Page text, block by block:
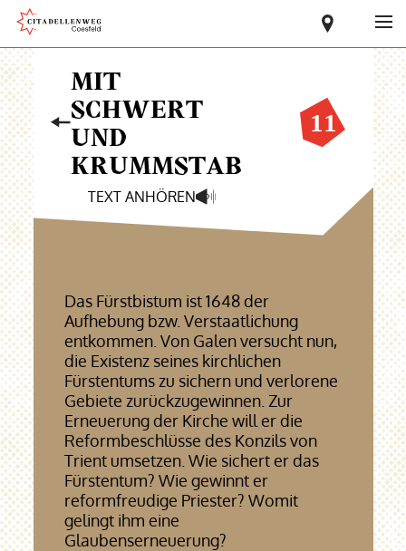
MIT
SCHWERT
UND
KRUMMSTAB
TEXT ANHÖREN
Das Fürstbistum ist 1648 der
Aufhebung bzw. Verstaatlichung
entkommen. Von Galen versucht nun,
die Existenz seines kirchlichen
Fürstentums zu sichern und verlorene
Gebiete zurückzugewinnen. Zur
Erneuerung der Kirche will er die
Reformbeschlüsse des Konzils von
Trient umsetzen. Wie sichert er das
Fürstentum? Wie gewinnt er
reformfreudige Priester? Womit
gelingt ihm eine
Glaubenserneuerung?